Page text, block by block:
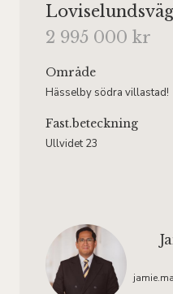
2 995 000 kr
Område
Hässelby södra villastad!
Fast.beteckning
Ullvidet 23